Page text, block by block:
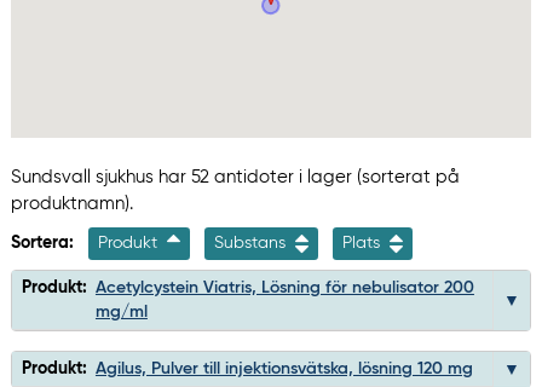
Sundsvall sjukhus har 52 antidoter i lager (sorterat på
produktnamn).
Sortera: Produkt Substans Plats
Produkt: Acetylcystein Viatris, Lösning för nebulisator 200
mg/ml
Produkt: Agilus, Pulver till injektionsvätska, lösning 120 mg